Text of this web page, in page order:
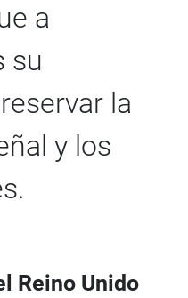
a
su
la
y los
Reino Unido